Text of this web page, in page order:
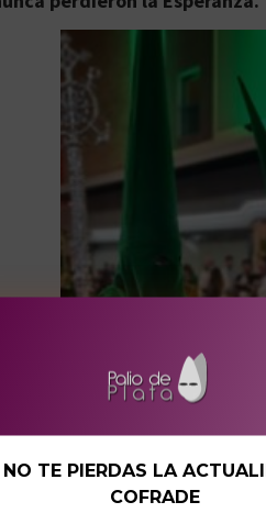
NO TE PIERDAS LA
COFRADE